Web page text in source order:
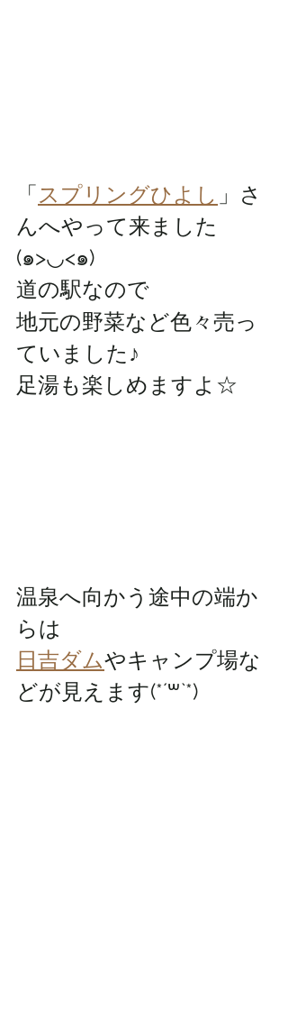
「スプリングひよし 」さ
んへやって来ました
(๑>◡<๑)
道の駅なので
地元の野菜など色々売っ
ていました♪
足湯も楽しめますよ☆
温泉へ向かう途中の端か
らは
日吉ダムやキャンプ場な
どが見えます(*´꒳`*)